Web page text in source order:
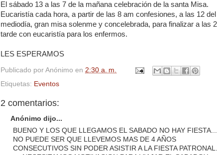
El sábado 13 a las 7 de la mañana celebración de la santa Misa.
Eucaristía cada hora, a partir de las 8 am confesiones, a las 12 del
mediodía, gran misa solenme y concelebrada, para finalizar a las
tarde con eucaristía para los enfermos.
LES ESPERAMOS
Publicado por Anónimo en 2:30 a. m.
Etiquetas: Eventos
2 comentarios:
Anónimo dijo...
BUENO Y LOS QUE LLEGAMOS EL SABADO NO HAY
NO PUEDE SER QUE LLEVEMOS MAS DE 4 AÑOS
CONSECUTIVOS SIN PODER ASISTIR A LA FIESTA